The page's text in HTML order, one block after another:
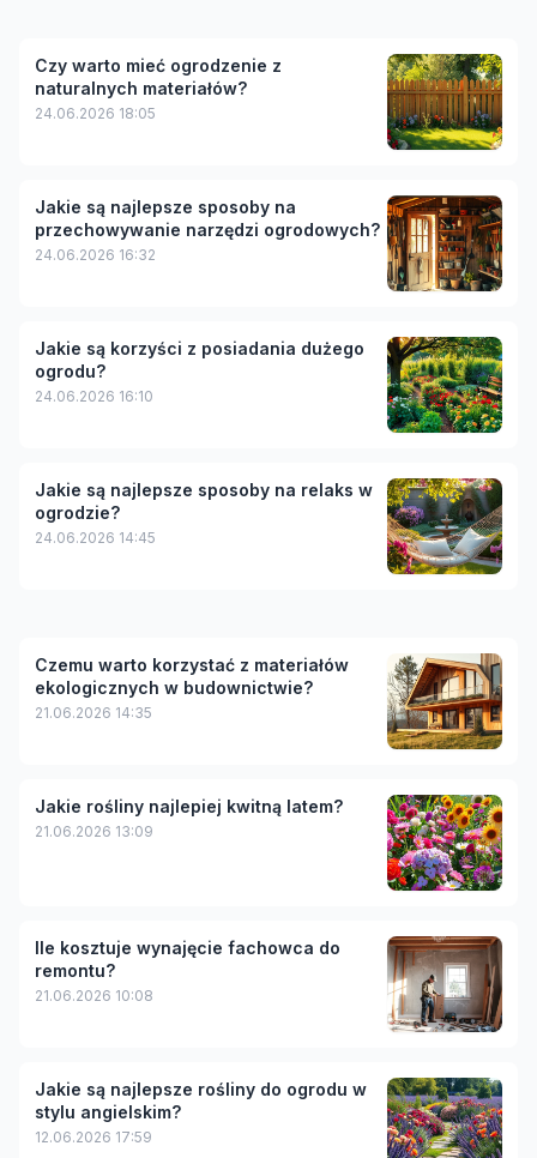
Czy warto mieć ogrodzenie z
naturalnych materiałów?
24.06.2026 18:05
Jakie są najlepsze sposoby na
przechowywanie narzędzi ogrodowych?
24.06.2026 16:32
Jakie są korzyści z posiadania dużego
ogrodu?
24.06.2026 16:10
Jakie są najlepsze sposoby na relaks w
ogrodzie?
24.06.2026 14:45
Czemu warto korzystać z materiałów
ekologicznych w budownictwie?
21.06.2026 14:35
Jakie rośliny najlepiej kwitną latem?
21.06.2026 13:09
Ile kosztuje wynajęcie fachowca do
remontu?
21.06.2026 10:08
Jakie są najlepsze rośliny do ogrodu w
stylu angielskim?
12.06.2026 17:59